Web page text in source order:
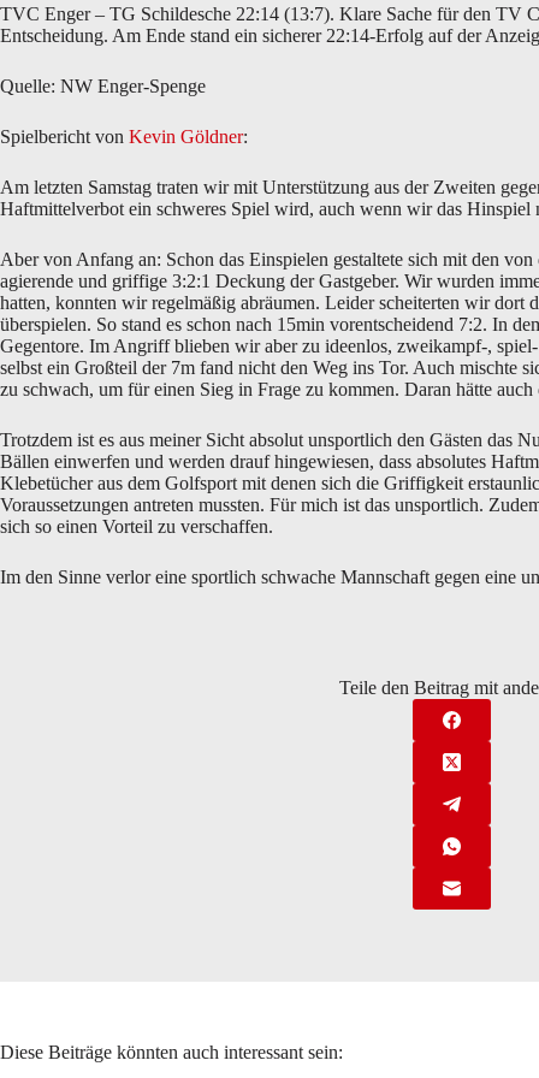
TVC Enger – TG Schildesche 22:14 (13:7). Klare Sache für den TV
Entscheidung. Am Ende stand ein sicherer 22:14-Erfolg auf der
Quelle: NW Enger-Spenge
Spielbericht von Kevin Göldner:
Am letzten Samstag traten wir mit Unterstützung aus der Zweiten
Haftmittelverbot ein schweres Spiel wird, auch wenn wir das Hinspiel
Aber von Anfang an: Schon das Einspielen gestaltete sich mit den
agierende und griffige 3:2:1 Deckung der Gastgeber. Wir wurden
hatten, konnten wir regelmäßig abräumen. Leider scheiterten wir
überspielen. So stand es schon nach 15min vorentscheidend 7:2. In
Gegentore. Im Angriff blieben wir aber zu ideenlos, zweikampf-,
selbst ein Großteil der 7m fand nicht den Weg ins Tor. Auch mischte
zu schwach, um für einen Sieg in Frage zu kommen. Daran hätte
Trotzdem ist es aus meiner Sicht absolut unsportlich den Gästen das
Bällen einwerfen und werden drauf hingewiesen, dass absolutes
Klebetücher aus dem Golfsport mit denen sich die Griffigkeit
Voraussetzungen antreten mussten. Für mich ist das unsportlich.
sich so einen Vorteil zu verschaffen.
Im den Sinne verlor eine sportlich schwache Mannschaft gegen eine
Teile den Beitrag mit
Diese Beiträge könnten auch interessant sein: